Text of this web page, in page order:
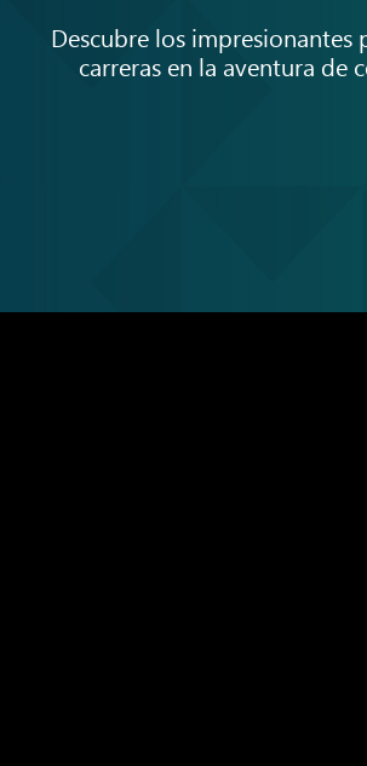
Descubre los impresionantes
carreras en la aventura